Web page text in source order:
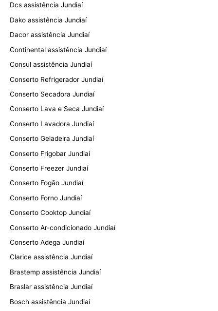
Dcs assistência Jundiaí
Dako assistência Jundiaí
Dacor assistência Jundiaí
Continental assistência Jundiaí
Consul assistência Jundiaí
Conserto Refrigerador Jundiaí
Conserto Secadora Jundiaí
Conserto Lava e Seca Jundiaí
Conserto Lavadora Jundiaí
Conserto Geladeira Jundiaí
Conserto Frigobar Jundiaí
Conserto Freezer Jundiaí
Conserto Fogão Jundiaí
Conserto Forno Jundiaí
Conserto Cooktop Jundiaí
Conserto Ar-condicionado Jundiaí
Conserto Adega Jundiaí
Clarice assistência Jundiaí
Brastemp assistência Jundiaí
Braslar assistência Jundiaí
Bosch assistência Jundiaí